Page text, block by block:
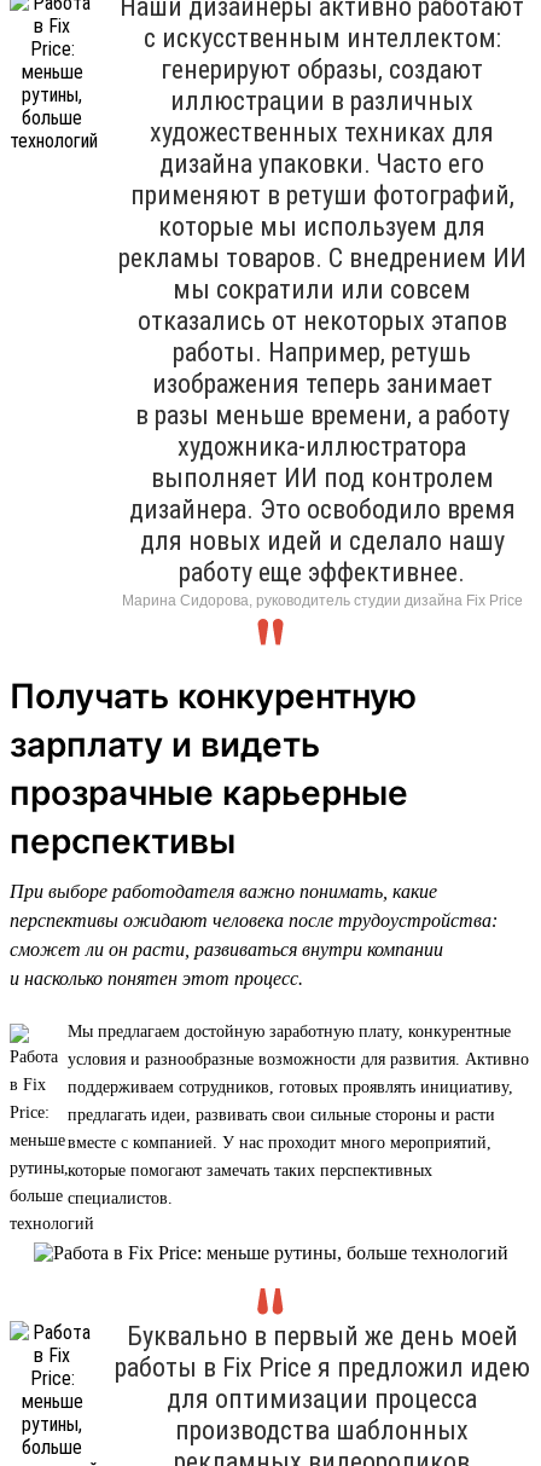
Наши дизайнеры активно работают
с искусственным интеллектом:
генерируют образы, создают
иллюстрации в различных
художественных техниках для
дизайна упаковки. Часто его
применяют в ретуши фотографий,
которые мы используем для
рекламы товаров. С внедрением ИИ
мы сократили или совсем
отказались от некоторых этапов
работы. Например, ретушь
изображения теперь занимает
в разы меньше времени, а работу
художника-иллюстратора
выполняет ИИ под контролем
дизайнера. Это освободило время
для новых идей и сделало нашу
работу еще эффективнее.
Марина Сидорова, руководитель студии дизайна Fix Price
Получать конкурентную
зарплату и видеть
прозрачные карьерные
перспективы
При выборе работодателя важно понимать, какие
перспективы ожидают человека после трудоустройства:
сможет ли он расти, развиваться внутри компании
и насколько понятен этот процесс.
Мы предлагаем достойную заработную плату, конкурентные
условия и разнообразные возможности для развития. Активно
поддерживаем сотрудников, готовых проявлять инициативу,
предлагать идеи, развивать свои сильные стороны и расти
вместе с компанией. У нас проходит много мероприятий,
которые помогают замечать таких перспективных
специалистов.
Буквально в первый же день моей
работы в Fix Price я предложил идею
для оптимизации процесса
производства шаблонных